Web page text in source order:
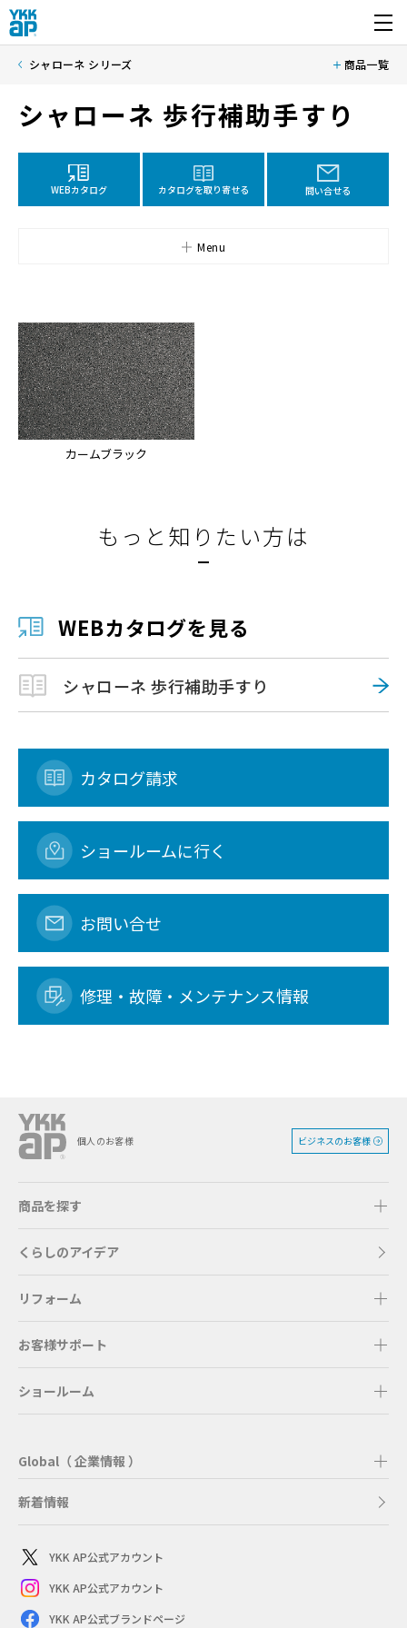
開く
シャローネ シリーズ 商品一覧
シャローネ 歩行補助手すり
WEBカタログ カタログを取り寄せる 問い合せる
Menu
カームブラック
もっと知りたい方は
WEBカタログを見る
シャローネ 歩行補助手すり
カタログ請求
ショールームに行く
お問い合せ
修理・故障・メンテナンス情報
個人のお客様 ビジネスのお客様
商品を探す
くらしのアイデア
リフォーム
お客様サポート
ショールーム
Global（ 企業情報 ）
新着情報
YKK AP公式アカウント
YKK AP公式アカウント
YKK AP公式ブランドページ